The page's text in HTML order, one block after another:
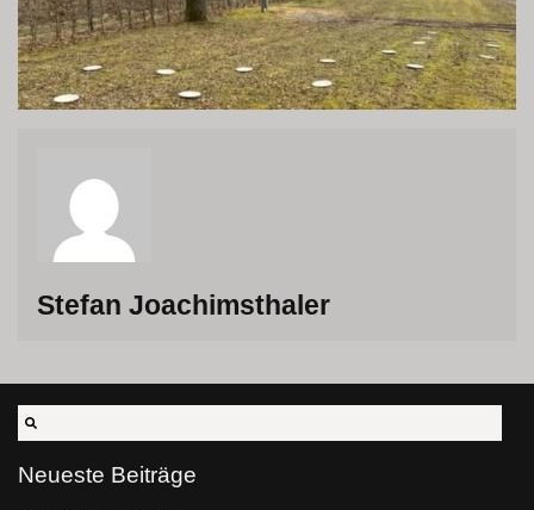
Stefan Joachimsthaler
Neueste Beiträge